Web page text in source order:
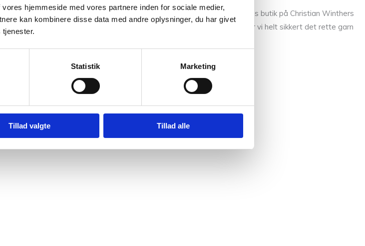
hjemmeside med vores partnere inden for sociale medier,
kan kombinere disse data med andre oplysninger, du har givet
Statistik Marketing
Tillad valgte Tillad alle
syn for sagen og mærke garnet mellem fingrene, så kom forbi vores butik på Christian Winthers
strikkeeventyr. Hvis ikke lige Crealino er det rette for dig, så har vi helt sikkert det rette garn